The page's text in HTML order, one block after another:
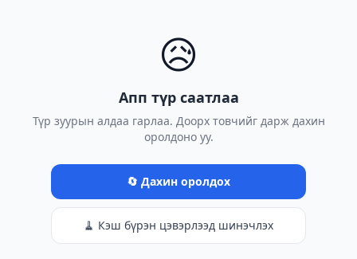
😥
Апп түр саатлаа
Түр зуурын алдаа гарлаа. Доорх товчийг дарж дахин
оролдоно уу.
🔄 Дахин оролдох
🧹 Кэш бүрэн цэвэрлээд шинэчлэх